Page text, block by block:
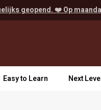
geopend. ❤️ Op
Easy to Learn Next